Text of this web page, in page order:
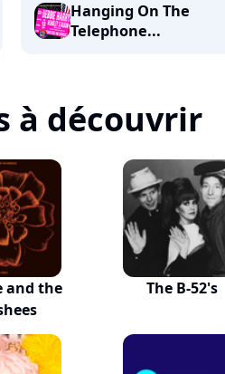
Hanging On The
Telephone...
à découvrir
and the
The B-52's